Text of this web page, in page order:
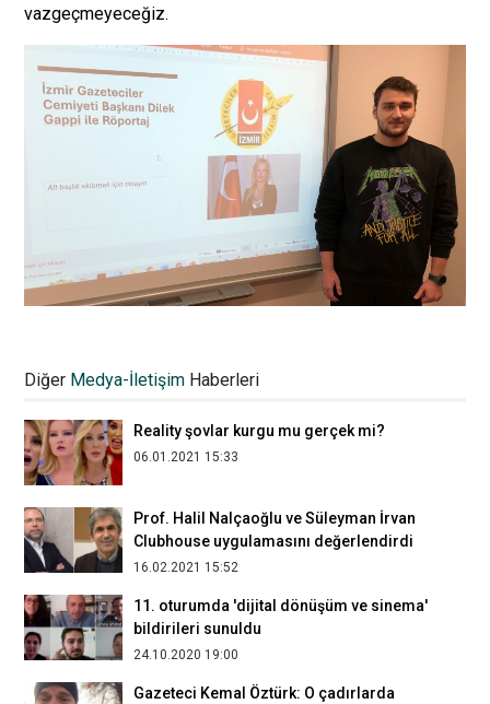
vazgeçmeyeceğiz.
Diğer Medya-İletişim Haberleri
29.04.2022 14:49
Reality şovlar kurgu mu gerçek mi?
06.01.2021 15:33
Prof. Halil Nalçaoğlu ve Süleyman İrvan
Clubhouse uygulamasını değerlendirdi
16.02.2021 15:52
11. oturumda 'dijital dönüşüm ve sinema'
bildirileri sunuldu
24.10.2020 19:00
Gazeteci Kemal Öztürk: O çadırlarda